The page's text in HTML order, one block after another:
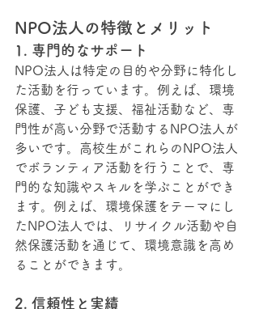
NPO法人の特徴とメリット
1. 専門的なサポート
NPO法人は特定の目的や分野に特化し
た活動を行っています。例えば、環境
保護、子ども支援、福祉活動など、専
門性が高い分野で活動するNPO法人が
多いです。高校生がこれらのNPO法人
でボランティア活動を行うことで、 専
門的な知識やスキルを学ぶこと ができ
ます。例えば、環境保護をテーマにし
たNPO法人では、リサイクル活動や自
然保護活動を通じて、環境意識を高め
ることができます。
2. 信頼性と実績